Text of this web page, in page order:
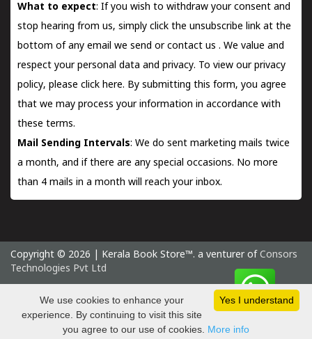
What to expect: If you wish to withdraw your consent and
stop hearing from us, simply click the unsubscribe link at the
bottom of any email we send orcontact us . We value and
respect your personal data and privacy. To view our privacy
policy, please click here. By submitting this form, you agree
that we may process your information in accordance with
these terms.
Mail Sending Intervals: We do sent marketing mails twice
a month, and if there are any special occasions. No more
than 4 mails in a month will reach your inbox.
Copyright © 2026 | Kerala Book Store™. a venturer of Consors
Technologies Pvt Ltd
Sunday 9 August, 2026 IST
Yes I understand
We use cookies to enhance your
experience. By continuing to visit this site
you agree to our use of cookies. More info